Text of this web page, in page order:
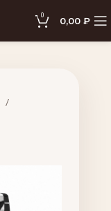
0 0,00 ₽